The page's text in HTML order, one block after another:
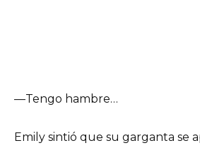
—Tengo hambre…
Emily sintió que su garganta se